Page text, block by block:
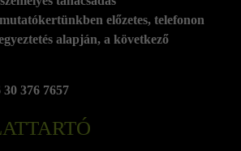
előzetes, telefonon
alapján, a következő
376 7657